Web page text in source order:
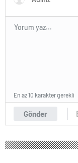
Gönder
En az 10 karakter gerekli